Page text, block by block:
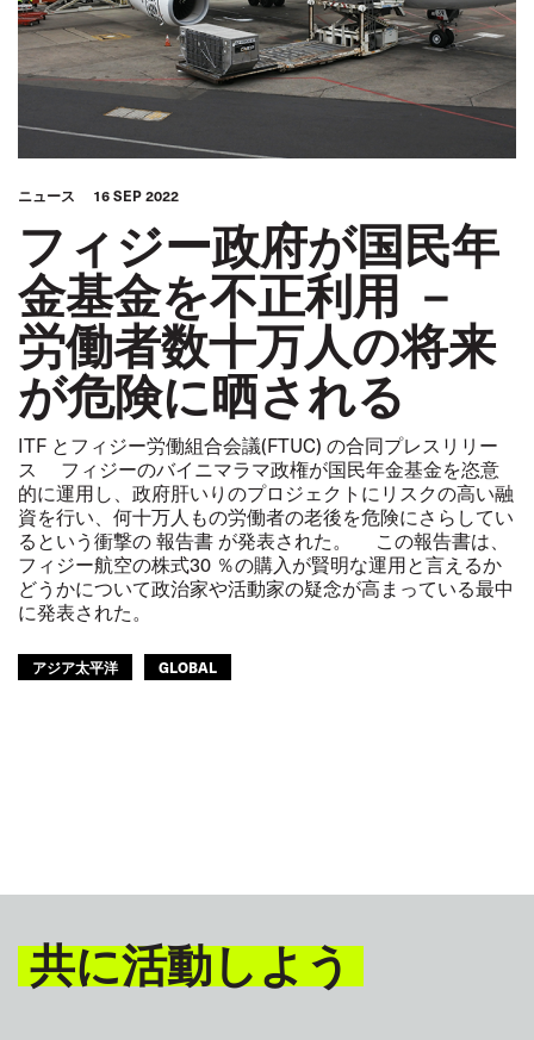
ニュース 16 SEP 2022
フィジー政府が国民年
金基金を不正利用 －
労働者数十万人の将来
が危険に晒される
ITF とフィジー労働組合会議(FTUC) の合同プレスリリー
ス フィジーのバイニマラマ政権が国民年金基金を恣意
的に運用し、政府肝いりのプロジェクトにリスクの高い融
資を行い、何十万人もの労働者の老後を危険にさらしてい
るという衝撃の 報告書 が発表された。 この報告書は、
フィジー航空の株式30 ％の購入が賢明な運用と言えるか
どうかについて政治家や活動家の疑念が高まっている最中
に発表された。
アジア太平洋 GLOBAL
共に活動しよう